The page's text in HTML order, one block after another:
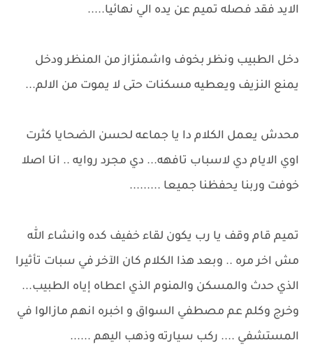
الايد فقد فصله تميم عن يده الي نهائيا.....
دخل الطبيب ونظر بخوف واشمئزاز من المنظر ودخل
يمنع النزيف ويعطيه مسكنات حتى لا يموت من الالم...
محدش يعمل الكلام دا يا جماعه لحسن الضحايا كثرت
اوي الايام دي لاسباب تافهه... دي مجرد روايه .. انا اصلا
خوفت وربنا يحفظنا جميعا .........
تميم قام وقف يا رب يكون لقاء خفيف كده وانشاء الله
مش اخر مره .. وبعد هذا الكلام كان الآخر في سبات تأثيرا
الذي حدث والمسكن والمنوم الذي اعطاه إياه الطبيب...
وخرج وكلم عم مصطفي السواق و اخبره انهم مازالوا في
المستشفي .... ركب سيارته وذهب اليهم ......